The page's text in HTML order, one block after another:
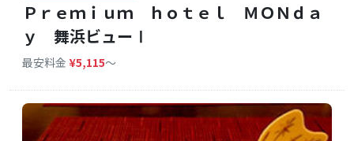
Ｐｒｅｍｉｕｍ ｈｏｔｅｌ ＭＯＮｄａ
ｙ 舞浜ビューⅠ
最安料金 ¥5,115〜